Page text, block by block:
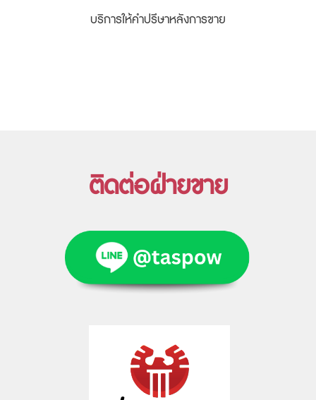
บริการให้คำปรึษาหลังการขาย
ติดต่อฝ่ายขาย